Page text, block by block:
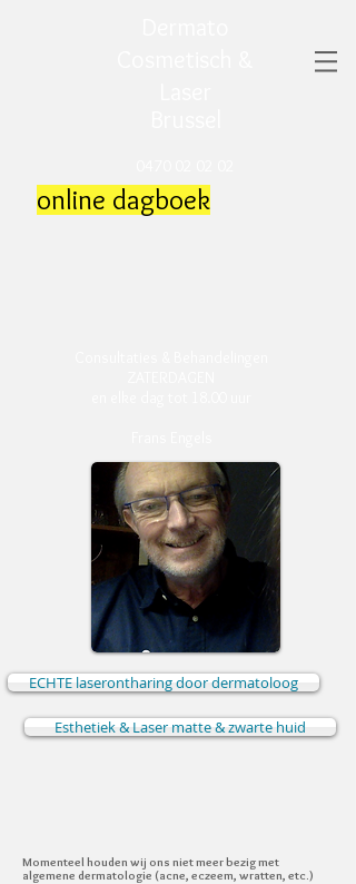
online dagboek
ECHTE laserontharing door dermatoloog
Esthetiek & Laser matte & zwarte huid
Momenteel houden wij ons niet meer bezig met
algemene dermatologie (acne, eczeem, wratten, etc.)